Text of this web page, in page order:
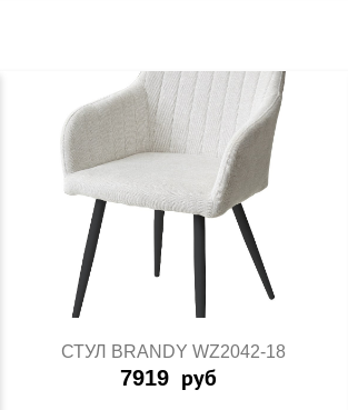
СТУЛ BRANDY WZ2042-18
7919 руб